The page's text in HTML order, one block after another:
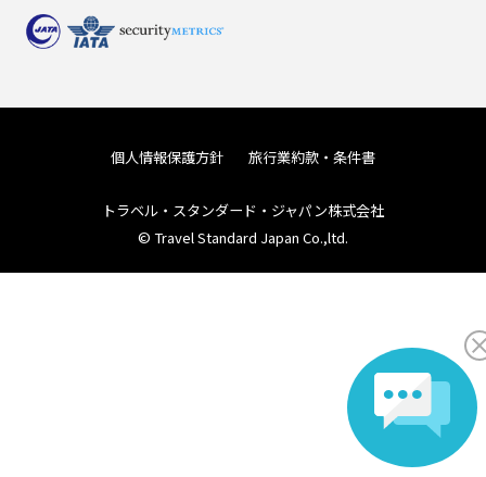
個人情報保護方針 旅行業約款・条件書
トラベル・スタンダード・ジャパン株式会社
© Travel Standard Japan Co.,ltd.